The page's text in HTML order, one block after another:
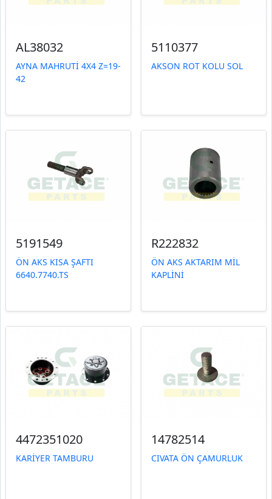
AL38032
AYNA MAHRUTİ 4X4 Z=19-
42
5110377
AKSON ROT KOLU SOL
5191549
ÖN AKS KISA ŞAFTI
6640.7740.TS
R222832
ÖN AKS AKTARIM MİL
KAPLİNİ
4472351020
KARİYER TAMBURU
14782514
CIVATA ÖN ÇAMURLUK